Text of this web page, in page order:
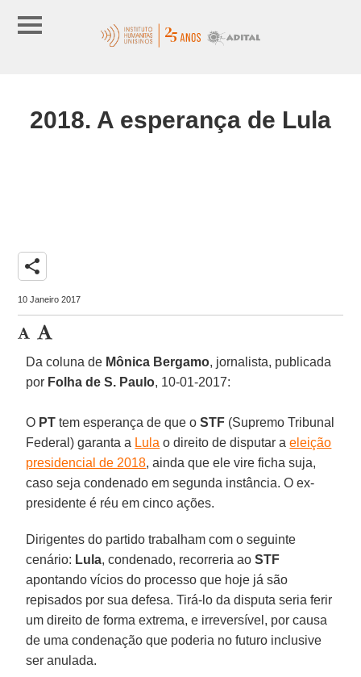
2018. A esperança de Lula
share
10 Janeiro 2017
Da coluna de Mônica Bergamo, jornalista, publicada
por Folha de S. Paulo, 10-01-2017:
O PT tem esperança de que oSTF (Supremo Tribunal
Federal) garanta a Lula o direito de disputar aeleição
presidencial de 2018, ainda que ele vire ficha suja,
caso seja condenado em segunda instância. O ex-
presidente é réu em cinco ações.
Dirigentes do partido trabalham com o seguinte
cenário: Lula, condenado, recorreria aoSTF
apontando vícios do processo que hoje já são
repisados por sua defesa. Tirá-lo da disputa seria ferir
um direito de forma extrema, e irreversível, por causa
de uma condenação que poderia no futuro inclusive
ser anulada.